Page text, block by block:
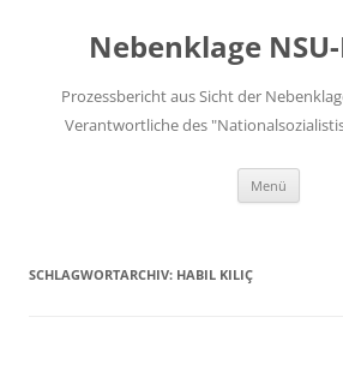
springenNebenklage
Prozessbericht aus Sicht der
Verantwortliche des
Menü
SCHLAGWORTARCHIV: HABIL KILIÇ